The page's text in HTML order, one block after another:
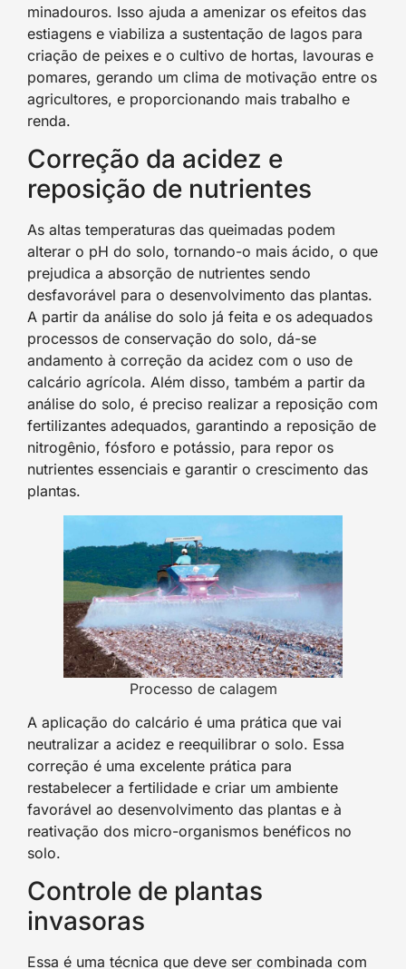
minadouros. Isso ajuda a amenizar os efeitos das
estiagens e viabiliza a sustentação de lagos para
criação de peixes e o cultivo de hortas, lavouras e
pomares, gerando um clima de motivação entre os
agricultores, e proporcionando mais trabalho e
renda.
Correção da acidez e
reposição de nutrientes
As altas temperaturas das queimadas podem
alterar o pH do solo, tornando-o mais ácido, o que
prejudica a absorção de nutrientes sendo
desfavorável para o desenvolvimento das plantas.
A partir da análise do solo já feita e os adequados
processos de conservação do solo, dá-se
andamento à correção da acidez com o uso de
calcário agrícola. Além disso, também a partir da
análise do solo, é preciso realizar a reposição com
fertilizantes adequados, garantindo a reposição de
nitrogênio, fósforo e potássio, para repor os
nutrientes essenciais e garantir o crescimento das
plantas.
Processo de calagem
A aplicação do calcário é uma prática que vai
neutralizar a acidez e reequilibrar o solo. Essa
correção é uma excelente prática para
restabelecer a fertilidade e criar um ambiente
favorável ao desenvolvimento das plantas e à
reativação dos micro-organismos benéficos no
solo.
Controle de plantas
invasoras
Essa é uma técnica que deve ser combinada com